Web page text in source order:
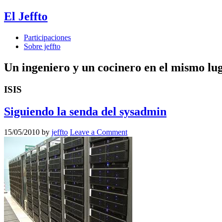
El Jeffto
Participaciones
Sobre jeffto
Un ingeniero y un cocinero en el mismo
ISIS
Siguiendo la senda del sysadmin
15/05/2010 by jeffto Leave a Comment